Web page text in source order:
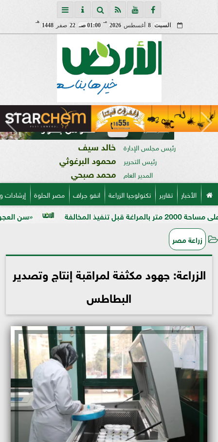
السبت 8 أغسطس 2026
مـ
01:00 صـ 22 صفر 1448
هـ
رئيس مجلس الإدارة خالد سيف
رئيس التحرير محمود البرغوثي
المدير العام محمد صبحي
الأخبار تقارير تكنولوجيا الزراعة انفو جراف مصر الحلوة
«سن العجوز» في
زراعة مصر
الزراعة: جهود مكثفة لمراقبة إنتاج وتصدير
البطاطس